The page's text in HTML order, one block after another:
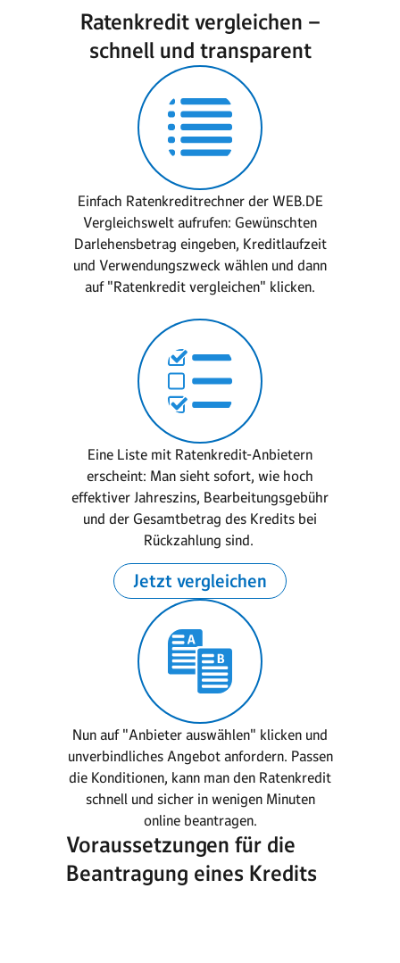
Ratenkredit vergleichen –
schnell und transparent
Einfach Ratenkreditrechner der WEB.DE
Vergleichswelt aufrufen: Gewünschten
Darlehensbetrag eingeben, Kreditlaufzeit
und Verwendungszweck wählen und dann
auf "Ratenkredit vergleichen" klicken.
Eine Liste mit Ratenkredit-Anbietern
erscheint: Man sieht sofort, wie hoch
effektiver Jahreszins, Bearbeitungsgebühr
und der Gesamtbetrag des Kredits bei
Rückzahlung sind.
Jetzt vergleichen
Nun auf "Anbieter auswählen" klicken und
unverbindliches Angebot anfordern. Passen
die Konditionen, kann man den Ratenkredit
schnell und sicher in wenigen Minuten
online beantragen.
Voraussetzungen für die
Beantragung eines Kredits